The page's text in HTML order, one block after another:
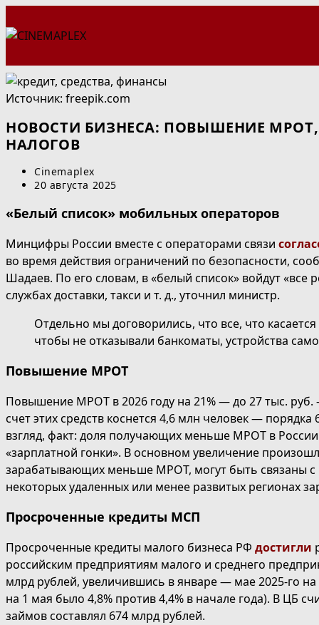
к
Источник: freepik.com
НОВОСТИ БИЗНЕСА: ПОВЫШЕНИЕ
НАЛОГОВ
Автор
записи:
Cinemaplex
Запись
20 августа 2025
«Белый список» мобильных операторов
Минцифры России вместе с операторами связи
во время действия ограничений по безопасности,
Шадаев. По его словам, в «белый список» войдут «все
службах доставки, такси и т. д., уточнил министр.
Отдельно мы договорились, что все, что
чтобы не отказывали банкоматы, устройства
Повышение МРОТ
Повышение МРОТ в 2026 году на 21% — до 27 тыс.
счет этих средств коснется 4,6 млн человек —
взгляд, факт: доля получающих меньше МРОТ в
«зарплатной гонки». В основном увеличение
зарабатывающих меньше МРОТ, могут быть связаны
некоторых удаленных или менее развитых регионах
Просроченные кредиты МСП
Просроченные кредиты малого бизнеса РФ достигли
российским предприятиям малого и среднего
млрд рублей, увеличившись в январе — мае 2025-го
на 1 мая было 4,8% против 4,4% в начале года). В ЦБ
займов составлял 674 млрд рублей.